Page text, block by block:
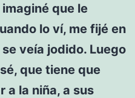
que le
lo ví, me fijé en
veía jodido. Luego
que tiene que
a la niña, a sus